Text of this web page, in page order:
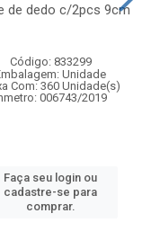
de dedo c/2pcs 9cm
Código: 833299
Unidade
Com: 360 Unidade(s)
006743/2019
Faça seu login ou
cadastre-se para
comprar.